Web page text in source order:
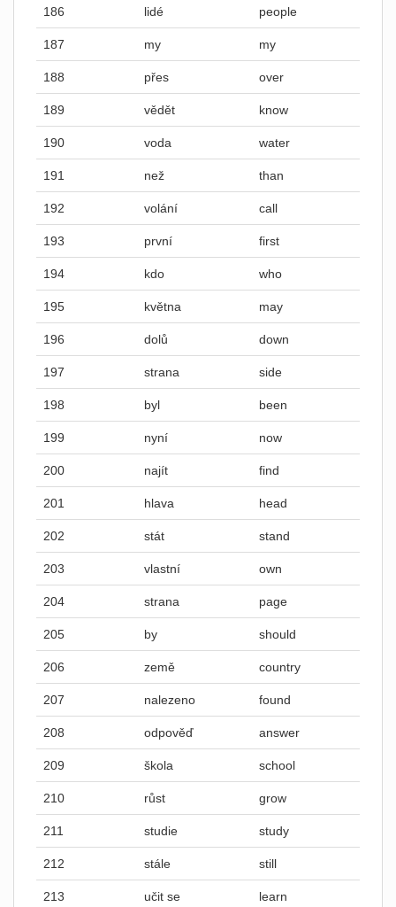
186 lidé people
187 my my
188 přes over
189 vědět know
190 voda water
191 než than
192 volání call
193 první first
194 kdo who
195 května may
196 dolů down
197 strana side
198 byl been
199 nyní now
200 najít find
201 hlava head
202 stát stand
203 vlastní own
204 strana page
205 by should
206 země country
207 nalezeno found
208 odpověď answer
209 škola school
210 růst grow
211 studie study
212 stále still
213 učit se learn